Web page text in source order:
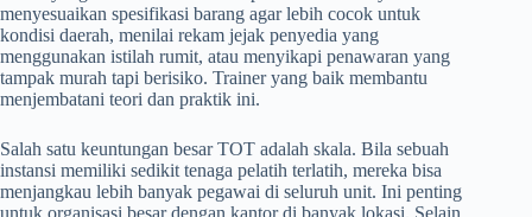
menyesuaikan spesifikasi barang agar lebih cocok untuk
kondisi daerah, menilai rekam jejak penyedia yang
menggunakan istilah rumit, atau menyikapi penawaran yang
tampak murah tapi berisiko. Trainer yang baik membantu
menjembatani teori dan praktik ini.
Salah satu keuntungan besar TOT adalah skala. Bila sebuah
instansi memiliki sedikit tenaga pelatih terlatih, mereka bisa
menjangkau lebih banyak pegawai di seluruh unit. Ini penting
untuk organisasi besar dengan kantor di banyak lokasi. Selain